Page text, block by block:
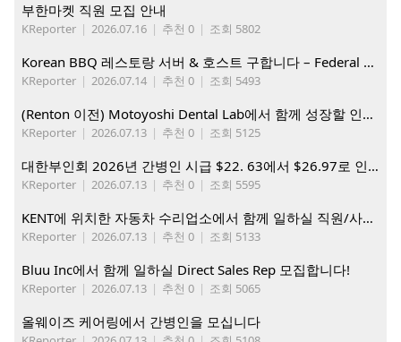
부한마켓 직원 모집 안내
KReporter | 2026.07.16 | 추천 0 | 조회 5802
Korean BBQ 레스토랑 서버 & 호스트 구합니다 – Federal Way & Tacoma $45-$60/hr (server), $21-23/hr (Host)
KReporter | 2026.07.14 | 추천 0 | 조회 5493
(Renton 이전) Motoyoshi Dental Lab에서 함께 성장할 인재를 모십니다.
KReporter | 2026.07.13 | 추천 0 | 조회 5125
대한부인회 2026년 간병인 시급 $22. 63에서 $26.97로 인상. 지금 간병인들을 모집합니다
KReporter | 2026.07.13 | 추천 0 | 조회 5595
KENT에 위치한 자동차 수리업소에서 함께 일하실 직원/사무직원 구합니다.
KReporter | 2026.07.13 | 추천 0 | 조회 5133
Bluu Inc에서 함께 일하실 Direct Sales Rep 모집합니다!
KReporter | 2026.07.13 | 추천 0 | 조회 5065
올웨이즈 케어링에서 간병인을 모십니다